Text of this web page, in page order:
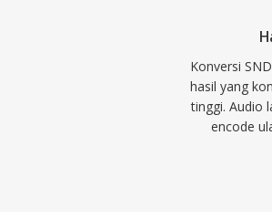
Konversi
hasil yang
tinggi. Audio
encode